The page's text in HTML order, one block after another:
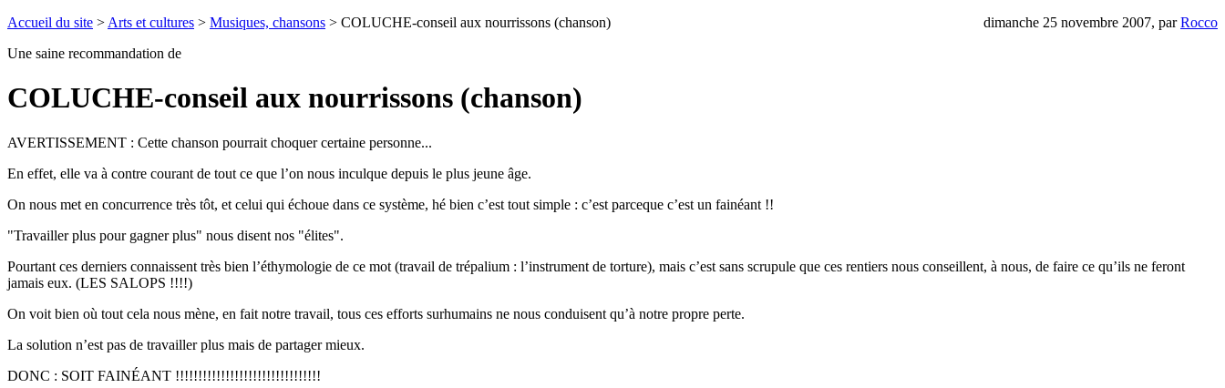
Accueil du site > Arts et cultures > Musiques, chansons > COLUCHE-conseil aux nourrissons (chanson) dimanche 25 novembre 2007, parRocco
Une saine recommandation de
COLUCHE-conseil aux nourrissons (chanson)
AVERTISSEMENT : Cette chanson pourrait choquer certaine personne...
En effet, elle va à contre courant de tout ce que l’on nous inculque depuis le plus jeune âge.
On nous met en concurrence très tôt, et celui qui échoue dans ce système, hé bien c’est tout simple : c’est parceque c’est un fainéant !!
"Travailler plus pour gagner plus" nous disent nos "élites".
Pourtant ces derniers connaissent très bien l’éthymologie de ce mot (travail de trépalium : l’instrument de torture), mais c’est sans scrupule que ces rentiers nous conseillent, à nous, de faire ce qu’ils ne feront
jamais eux. (LES SALOPS !!!!)
On voit bien où tout cela nous mène, en fait notre travail, tous ces efforts surhumains ne nous conduisent qu’à notre propre perte.
La solution n’est pas de travailler plus mais de partager mieux.
DONC : SOIT FAINÉANT !!!!!!!!!!!!!!!!!!!!!!!!!!!!!!!!